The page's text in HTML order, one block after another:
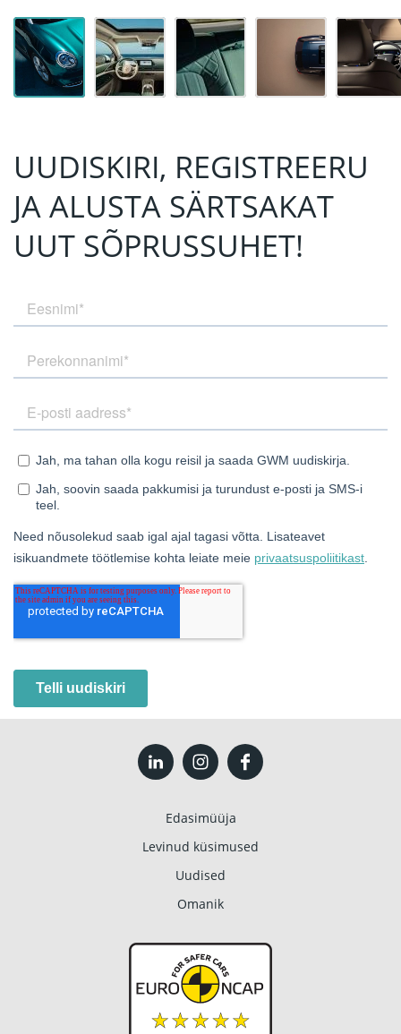
UUDISKIRI, REGISTREERU
JA ALUSTA SÄRTSAKAT
UUT SÕPRUSSUHET!
Edasimüüja
Levinud küsimused
Uudised
Omanik